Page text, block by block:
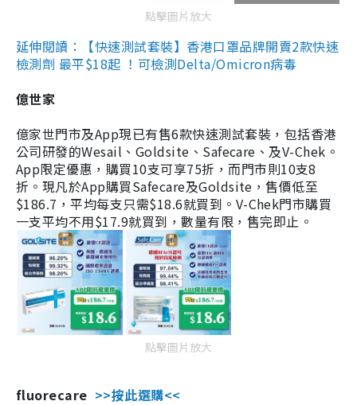
點擊圖片放大
延伸閱讀：【快速測試套裝】香港口罩品牌開賣2款快速
檢測劑 最平$18起 ！可檢測Delta/Omicron病毒
億世家
億家世門市及App現已有售6款快速測試套裝，包括香港
公司研發的Wesail、Goldsite、Safecare、及V-Chek。
App限定優惠，購買10支可享75折，而門市則10支8
折。現凡於App購買Safecare及Goldsite，售價低至
$186.7，平均每支只需$18.6就買到。V-Chek門市購買
一支平均不用$17.9就買到，數量有限，售完即止。
點擊圖片放大
fluorecare >>按此選購<<